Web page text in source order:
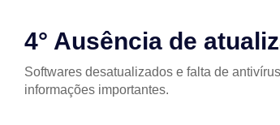
4° Ausência de
Softwares desatualizados e falta de
informações importantes.